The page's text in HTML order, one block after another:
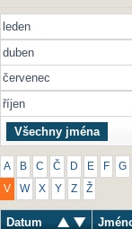
leden
duben
červenec
říjen
Všechny jména
A B C Č D E F G
V W X Y Z Ž
Datum